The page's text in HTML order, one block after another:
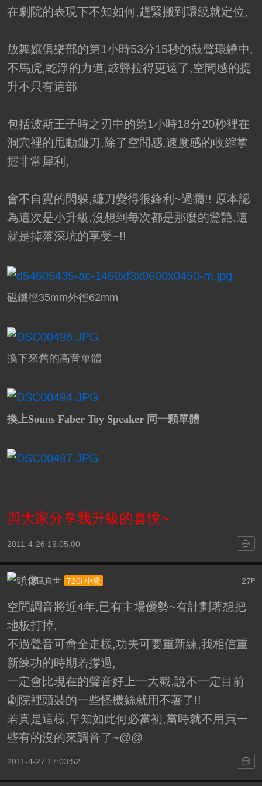
在劇院的表現下不知如何,趕緊搬到環繞就定位,
放舞孃俱樂部的第1小時53分15秒的鼓聲環繞中,
不馬虎,乾淨的力道,鼓聲拉得更遠了,空間感的提
升不只有這部
包括波斯王子時之刃中的第1小時18分20秒裡在
洞穴裡的甩動鐮刀,除了空間感,速度感的收縮掌
握非常犀利,
會不自覺的閃躲,鐮刀變得很鋒利~過癮!! 原本認
為這次是小升級,沒想到每次都是那麼的驚艷,這
就是掉落深坑的享受~!!
磁鐵徑35mm外徑62mm
換下來舊的高音單體
換上Souns Faber Toy Speaker 同一顆單體
與大家分享我升級的喜悅~
2011-4-26 19:05:00
27 F
涼風真世 720i 中級
空間調音將近4年,已有主場優勢~有計劃著想把
地板打掉,
不過聲音可會全走樣,功夫可要重新練,我相信重
新練功的時期若撐過,
一定會比現在的聲音好上一大截,說不一定目前
劇院裡頭裝的一些怪機絲就用不著了!!
若真是這樣,早知如此何必當初,當時就不用買一
些有的沒的來調音了~@@
2011-4-27 17:03:52